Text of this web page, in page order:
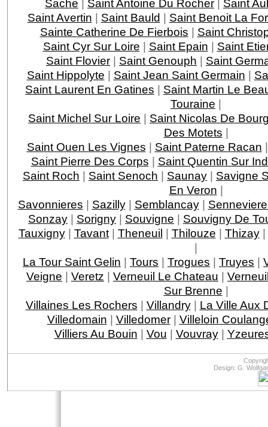
Sache | Saint Antoine Du Rocher | Saint
Saint Avertin | Saint Bauld | Saint Benoit La
Sainte Catherine De Fierbois | Saint
Saint Cyr Sur Loire | Saint Epain | Saint
Saint Flovier | Saint Genouph | Saint
Saint Hippolyte | Saint Jean Saint Germain |
Saint Laurent En Gatines | Saint Martin Le
Touraine |
Saint Michel Sur Loire | Saint Nicolas De
Des Motets |
Saint Ouen Les Vignes | Saint Paterne Racan
Saint Pierre Des Corps | Saint Quentin Sur
Saint Roch | Saint Senoch | Saunay | Savigne
En Veron |
Savonnieres | Sazilly| Semblancay|
Sonzay | Sorigny | Souvigne | Souvigny De
Tauxigny| Tavant| Theneuil | Thilouze | Thizay|
|
La Tour Saint Gelin | Tours | Trogues | Truyes |
Veigne | Veretz | Verneuil Le Chateau |
Sur Brenne |
Villaines Les Rochers | Villandry| La Ville Aux
Villedomain | Villedomer| Villeloin
Villiers Au Bouin | Vou | Vouvray|
Design: G.